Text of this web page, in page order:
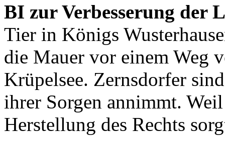
BI zur Verbesserung der
Tier in Königs
die Mauer vor einem Weg
Krüpelsee. Zernsdorfer
ihrer Sorgen annimmt.
Herstellung des Rechts